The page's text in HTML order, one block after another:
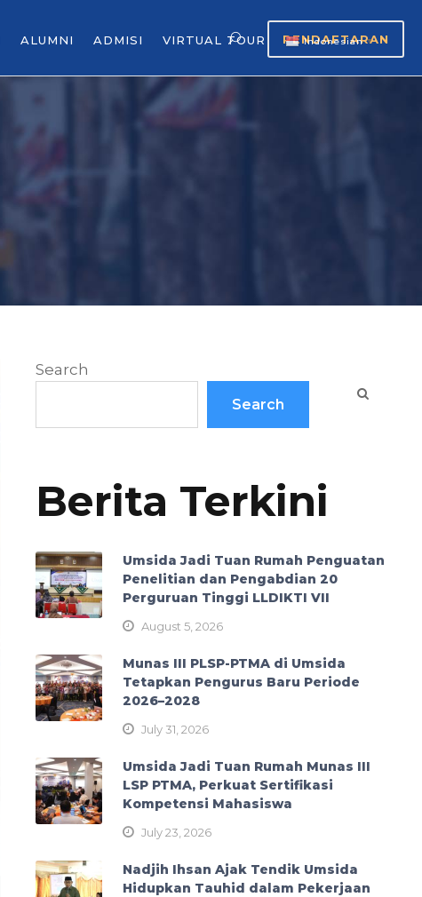
ALUMNI ADMISI VIRTUAL TOUR Indonesian ▼
PENDAFTARAN
Search
Search
Berita Terkini
Umsida Jadi Tuan Rumah Penguatan
Penelitian dan Pengabdian 20
Perguruan Tinggi LLDIKTI VII
August 5, 2026
Munas III PLSP-PTMA di Umsida
Tetapkan Pengurus Baru Periode
2026–2028
July 31, 2026
Umsida Jadi Tuan Rumah Munas III
LSP PTMA, Perkuat Sertifikasi
Kompetensi Mahasiswa
July 23, 2026
Nadjih Ihsan Ajak Tendik Umsida
Hidupkan Tauhid dalam Pekerjaan